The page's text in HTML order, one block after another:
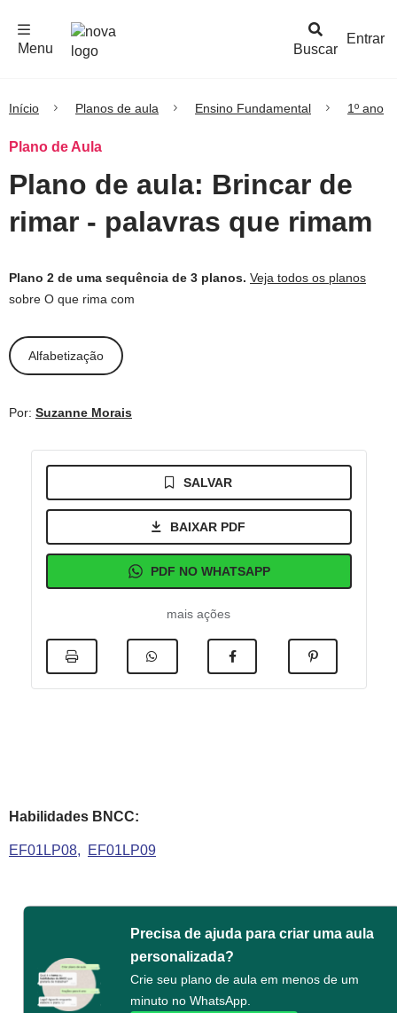
Buscar
Menu
Entrar
Início Planos de aula Ensino Fundamental 1º ano
Plano de Aula
Plano de aula: Brincar de
rimar - palavras que rimam
Plano 2 de uma sequência de 3 planos. Veja todos os planos
sobre O que rima com
Alfabetização
Por: Suzanne Morais
SALVAR
BAIXAR PDF
PDF NO WHATSAPP
mais ações
Habilidades BNCC:
EF01LP08 EF01LP09
Precisa de ajuda para criar uma aula
personalizada?
Crie seu plano de aula em menos de um
minuto no WhatsApp.